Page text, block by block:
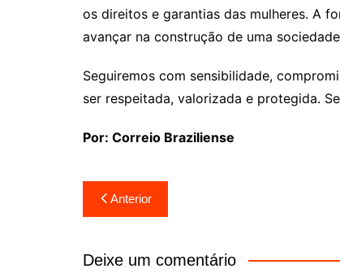
os direitos e garantias das mulheres. A
avançar na construção de uma
Seguiremos com sensibilidade,
ser respeitada, valorizada e protegida.
Por: Correio Braziliense
Navegação
de
Post
Anterior
Deixe um comentário